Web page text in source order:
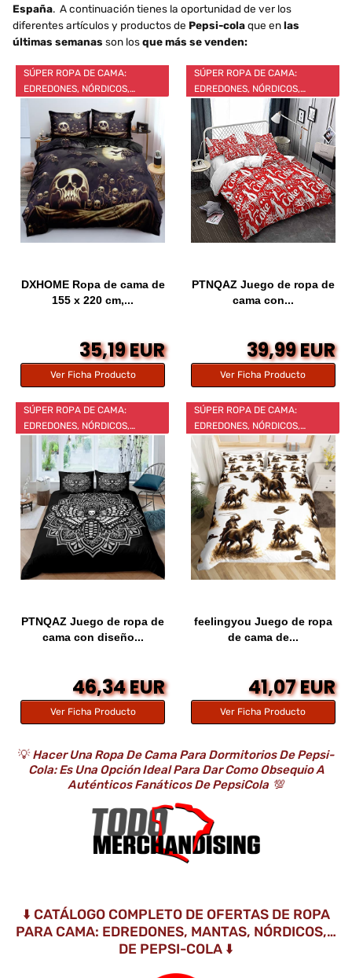
España. A continuación tienes la oportunidad de ver los
diferentes artículos y productos de Pepsi-colaque enlas
últimas semanas son losque más se venden:
SÚPER ROPA DE CAMA:
EDREDONES, NÓRDICOS,…
DXHOME Ropa de cama de
155 x 220 cm,...
35,19 EUR
Ver Ficha Producto
SÚPER ROPA DE CAMA:
EDREDONES, NÓRDICOS,…
PTNQAZ Juego de ropa de
cama con...
39,99 EUR
Ver Ficha Producto
SÚPER ROPA DE CAMA:
EDREDONES, NÓRDICOS,…
PTNQAZ Juego de ropa de
cama con diseño...
46,34 EUR
Ver Ficha Producto
SÚPER ROPA DE CAMA:
EDREDONES, NÓRDICOS,…
feelingyou Juego de ropa
de cama de...
41,07 EUR
Ver Ficha Producto
💡 Hacer Una Ropa De Cama Para Dormitorios De Pepsi-
Cola: Es Una Opción Ideal Para Dar Como Obsequio A
Auténticos Fanáticos De PepsiCola 💯
⬇️ CATÁLOGO COMPLETO DE OFERTAS DE ROPA
PARA CAMA: EDREDONES, MANTAS, NÓRDICOS,…
DE PEPSI-COLA ⬇️